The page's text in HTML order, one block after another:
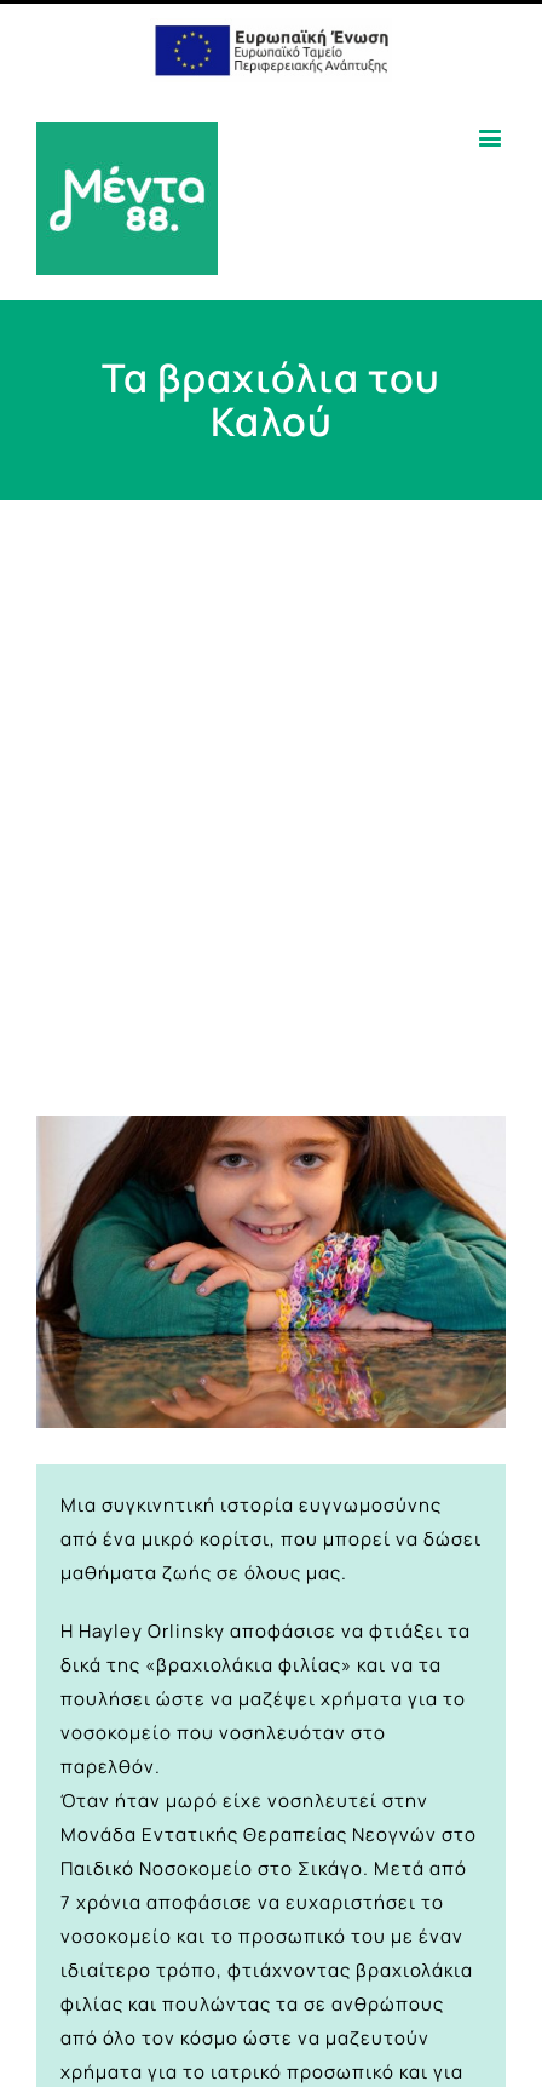
Τα βραχιόλια του
Καλού
Larger
Image
Μια συγκινητική ιστορία ευγνωμοσύνης
από ένα μικρό κορίτσι, που μπορεί να δώσει
μαθήματα ζωής σε όλους μας.
H Hayley Orlinsky αποφάσισε να φτιάξει τα
δικά της «βραχιολάκια φιλίας» και να τα
πουλήσει ώστε να μαζέψει χρήματα για το
νοσοκομείο που νοσηλευόταν στο
παρελθόν.
Όταν ήταν μωρό είχε νοσηλευτεί στην
Μονάδα Εντατικής Θεραπείας Νεογνών στο
Παιδικό Νοσοκομείο στο Σικάγο. Μετά από
7 χρόνια αποφάσισε να ευχαριστήσει το
νοσοκομείο και το προσωπικό του με έναν
ιδιαίτερο τρόπο, φτιάχνοντας βραχιολάκια
φιλίας και πουλώντας τα σε ανθρώπους
από όλο τον κόσμο ώστε να μαζευτούν
χρήματα για το ιατρικό προσωπικό και για